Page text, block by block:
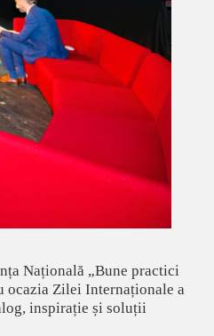
Națională „Bune practici
ocazia Zilei Internaționale a
inspirație și soluții